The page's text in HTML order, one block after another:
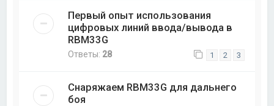
Первый опыт использования
цифровых линий ввода/вывода в
RBM33G
Ответы: 28 1 2 3
Снаряжаем RBM33G для дальнего
боя